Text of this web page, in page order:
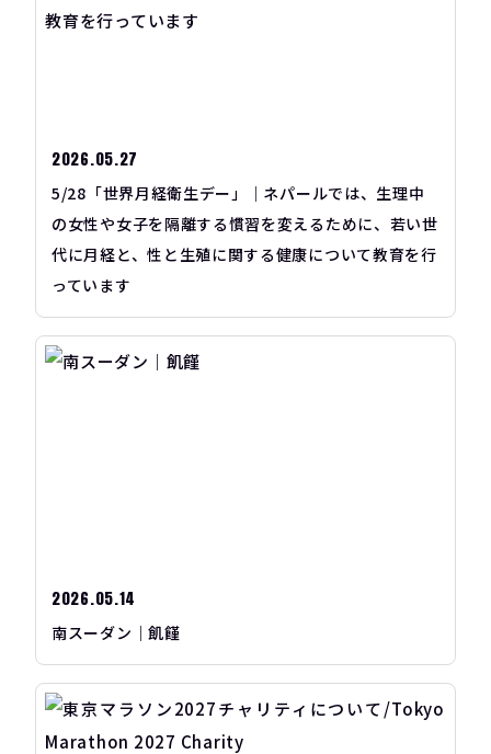
2026.05.27
5/28「世界月経衛生デー」｜ネパールでは、生理中
の女性や女子を隔離する慣習を変えるために、若い世
代に月経と、性と生殖に関する健康について教育を行
っています
2026.05.14
南スーダン｜飢饉